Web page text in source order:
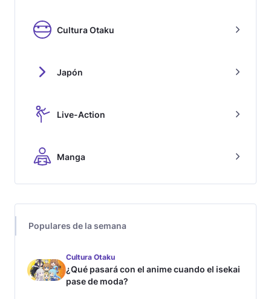
Cultura Otaku
Japón
Live-Action
Manga
Populares de la semana
Cultura Otaku
¿Qué pasará con el anime cuando el isekai
pase de moda?